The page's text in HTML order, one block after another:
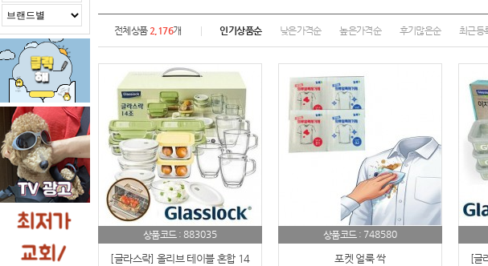
송월타올
14 에코백
15 AP-100025
16
전체상품 2,176개 인기상품순 낮은가격순 높은가격순 후기많은순 최근등
상품코드 : 883035
[글라스락] 올리브 테이블 혼합 14
상품코드 : 748580
포켓 얼룩 싹
[글